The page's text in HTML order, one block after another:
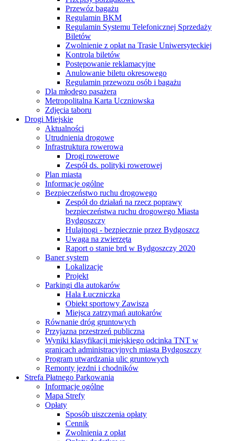
Przewóz bagażu
Regulamin BKM
Regulamin Systemu Telefonicznej Sprzedaży
Biletów
Zwolnienie z opłat na Trasie Uniwersyteckiej
Kontrola biletów
Postępowanie reklamacyjne
Anulowanie biletu okresowego
Regulamin przewozu osób i bagażu
Dla młodego pasażera
Metropolitalna Karta Uczniowska
Zdjęcia taboru
Drogi Miejskie
Aktualności
Utrudnienia drogowe
Infrastruktura rowerowa
Drogi rowerowe
Zespół ds. polityki rowerowej
Plan miasta
Informacje ogólne
Bezpieczeństwo ruchu drogowego
Zespół do działań na rzecz poprawy
bezpieczeństwa ruchu drogowego Miasta
Bydgoszczy
Hulajnogi - bezpiecznie przez Bydgoszcz
Uwaga na zwierzęta
Raport o stanie brd w Bydgoszczy 2020
Baner system
Lokalizacje
Projekt
Parkingi dla autokarów
Hala Łuczniczka
Obiekt sportowy Zawisza
Miejsca zatrzymań autokarów
Równanie dróg gruntowych
Przyjazna przestrzeń publiczna
Wyniki klasyfikacji miejskiego odcinka TNT w
granicach administracyjnych miasta Bydgoszczy
Program utwardzania ulic gruntowych
Remonty jezdni i chodników
Strefa Płatnego Parkowania
Informacje ogólne
Mapa Strefy
Opłaty
Sposób uiszczenia opłaty
Cennik
Zwolnienia z opłat